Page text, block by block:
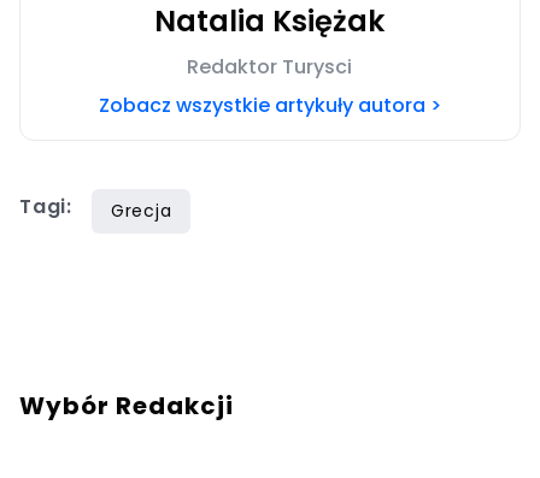
Natalia Księżak
Redaktor Turysci
Zobacz wszystkie artykuły autora >
Tagi: Grecja
Wybór Redakcji